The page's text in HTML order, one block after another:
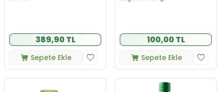
389,90 TL
Sepete Ekle
100,00 TL
Sepete Ekle